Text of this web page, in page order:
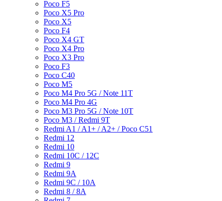
Poco F5
Poco X5 Pro
Poco X5
Poco F4
Poco X4 GT
Poco X4 Pro
Poco X3 Pro
Poco F3
Poco C40
Poco M5
Poco M4 Pro 5G / Note 11T
Poco M4 Pro 4G
Poco M3 Pro 5G / Note 10T
Poco M3 / Redmi 9T
Redmi A1 / A1+ / A2+ / Poco C51
Redmi 12
Redmi 10
Redmi 10C / 12C
Redmi 9
Redmi 9A
Redmi 9C / 10A
Redmi 8 / 8A